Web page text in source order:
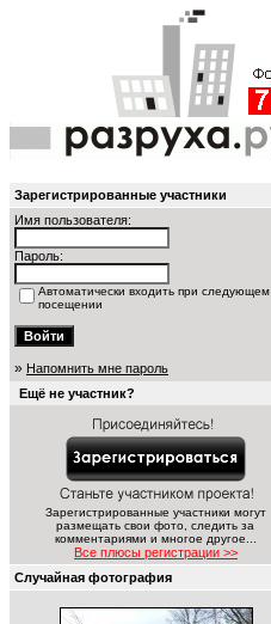
Зарегистрированные участники
Имя пользователя:
Пароль:
Автоматически входить при следующем
посещении
» Напомнить мне пароль
Ещё не участник?
Зарегистрированные участники могут
размещать свои фото, следить за
комментариями и многое другое...
Все плюсы регистрации >>
Случайная фотография